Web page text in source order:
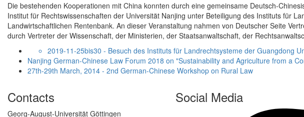
Die bestehenden Kooperationen mit China konnten durch eine gemeinsame Deutsch-
Institut für Rechtswissenschaften der Universität Nanjing unter Beteiligung des Instituts für
Landwirtschaftlichen Rentenbank. An dieser Veranstaltung nahmen von Deutscher Seite
durch Vertreter der Wissenschaft, der Ministerien, der Staatsanwaltschaft, der
2019-11-25bis30 - Besuch des Instituts für Landrechtsysteme der Guangdong
Nanjing German-Chinese Law Forum 2018 on "Sustainability and Agriculture from a
27th-29th March, 2014 - 2nd German-Chinese Workshop on Rural Law
Contacts
Georg-August-Universität Göttingen
Social Media